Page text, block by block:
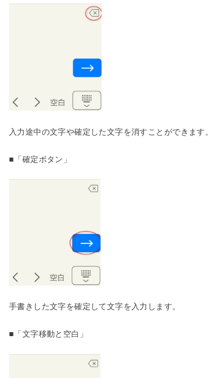
入力途中の文字や確定した文字を消すことができます。
■「確定ボタン」
手書きした文字を確定して文字を入力します。
■「文字移動と空白」